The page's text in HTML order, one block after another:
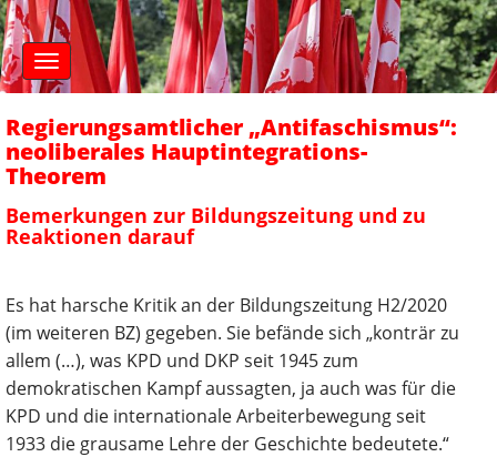
M
a
i
n
e
n
u
S
k
i
p
o
c
n
t
t
Regierungsamtlicher „Antifaschismus“:
neoliberales Hauptintegrations-
Theorem
Bemerkungen zur Bildungszeitung und zu
Reaktionen darauf
Es hat harsche Kritik an der Bildungszeitung H2/2020
(im weiteren BZ) gegeben. Sie befände sich „konträr zu
allem (…), was KPD und DKP seit 1945 zum
demokratischen Kampf aussagten, ja auch was für die
KPD und die internationale Arbeiterbewegung seit
1933 die grausame Lehre der Geschichte bedeutete.“